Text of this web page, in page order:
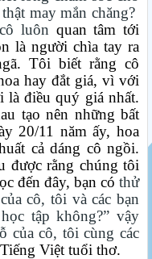
may mắn chăng?
luôn quan tâm tới
là người chìa tay ra
Tôi biết rằng cô
hay đắt giá, vì với
là điều quý giá nhất.
tạo nên những bất
20/11 năm ấy, hoa
cả dáng cô ngồi.
được rằng chúng tôi
đến đây, bạn có thử
cô, tôi và các bạn
tập không?” vậy
của cô, tôi cùng các
Việt tuổi thơ.